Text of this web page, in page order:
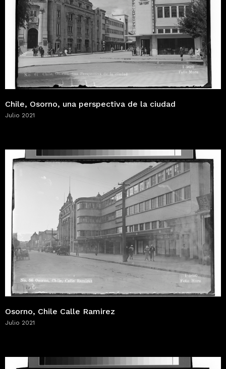
Chile, Osorno, una perspectiva de la ciudad
Julio 2021
Osorno, Chile Calle Ramirez
Julio 2021